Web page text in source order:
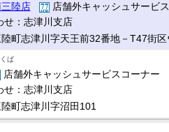
陸店
店舗外キャッシュサービ
：志津川支店
町志津川字天王前32番地－T47街
ば
店舗外キャッシュサービスコーナー
：志津川支店
町志津川字沼田101